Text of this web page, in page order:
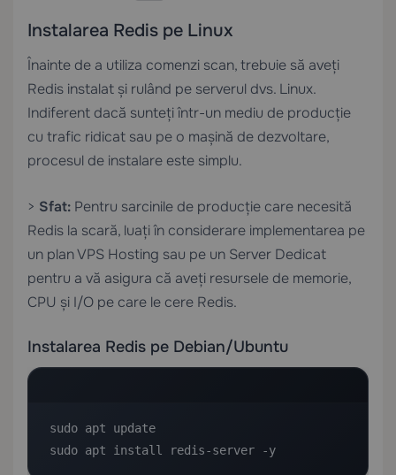
Instalarea Redis pe Linux
Înainte de a utiliza comenzi scan, trebuie să aveți
Redis instalat și rulând pe serverul dvs. Linux.
Indiferent dacă sunteți într-un mediu de producție
cu trafic ridicat sau pe o mașină de dezvoltare,
procesul de instalare este simplu.
> Sfat: Pentru sarcinile de producție care necesită
Redis la scară, luați în considerare implementarea pe
un planVPS Hosting sau pe un Server Dedicat
pentru a vă asigura că aveți resursele de memorie,
CPU și I/O pe care le cere Redis.
Instalarea Redis pe Debian/Ubuntu
sudo apt update
sudo apt install redis-server -y